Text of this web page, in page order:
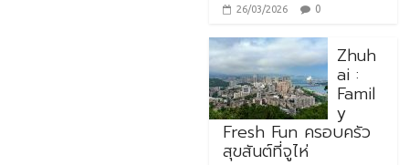
26/03/2026 0
Zhuh
ai :
Famil
y
Fresh Fun ครอบครัว
สุขสันต์ที่จูไห่